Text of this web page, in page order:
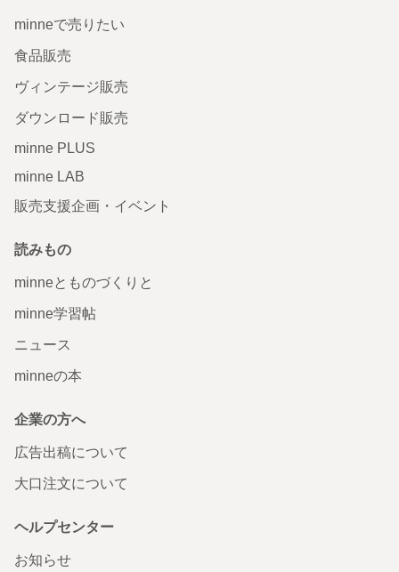
minneで売りたい
食品販売
ヴィンテージ販売
ダウンロード販売
minne PLUS
minne LAB
販売支援企画・イベント
読みもの
minneとものづくりと
minne学習帖
ニュース
minneの本
企業の方へ
広告出稿について
大口注文について
ヘルプセンター
お知らせ